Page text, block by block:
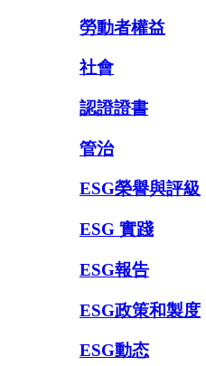
勞動者權益
社會
認證證書
管治
ESG榮譽與評級
ESG 實踐
ESG報告
ESG政策和製度
ESG動态